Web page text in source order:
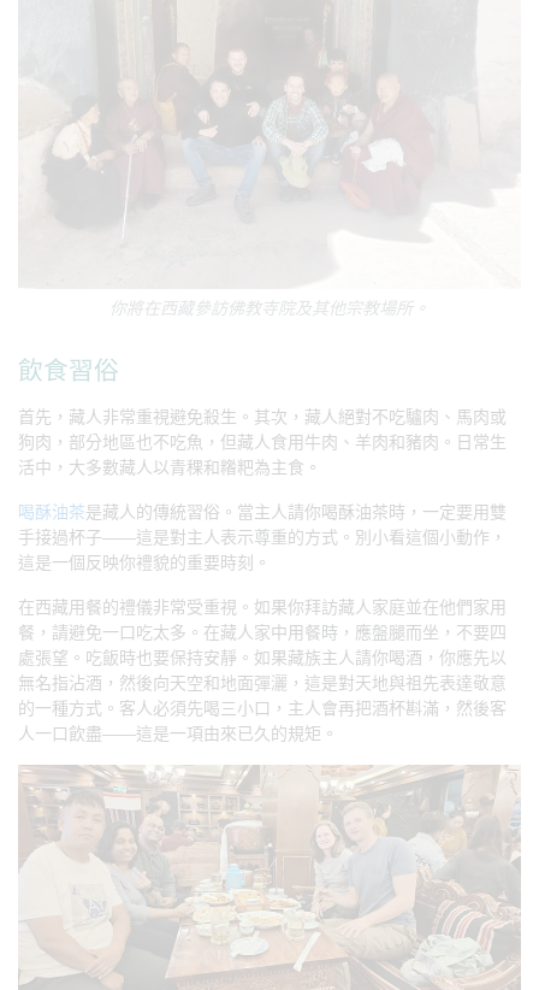
你將在西藏參訪佛教寺院及其他宗教場所。
飲食習俗
首先，藏人非常重視避免殺生。其次，藏人絕對不吃驢肉、馬肉或
狗肉，部分地區也不吃魚，但藏人食用牛肉、羊肉和豬肉。日常生
活中，大多數藏人以青稞和糌粑為主食。
喝酥油茶是藏人的傳統習俗。當主人請你喝酥油茶時，一定要用雙
手接過杯子——這是對主人表示尊重的方式。別小看這個小動作，
這是一個反映你禮貌的重要時刻。
在西藏用餐的禮儀非常受重視。如果你拜訪藏人家庭並在他們家用
餐，請避免一口吃太多。在藏人家中用餐時，應盤腿而坐，不要四
處張望。吃飯時也要保持安靜。如果藏族主人請你喝酒，你應先以
無名指沾酒，然後向天空和地面彈灑，這是對天地與祖先表達敬意
的一種方式。客人必須先喝三小口，主人會再把酒杯斟滿，然後客
人一口飲盡——這是一項由來已久的規矩。